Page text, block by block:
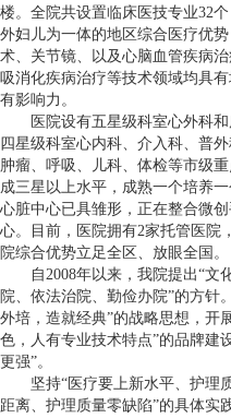
楼。全院共设置临床医技专业32
外妇儿为一体的地区综合医疗优
术、关节镜、以及心脑血管疾病
吸消化疾病治疗等技术领域均具
有影响力。
医院设有五星级科室心外科和
四星级科室心内科、介入科、普
肿瘤、呼吸、儿科、体检等市级
成三星以上水平，成熟一个培养
心脏中心已具雏形，正在整合微
心。目前，医院拥有2家托管医院
院综合优势立足全区、放眼全国。
自2008年以来，我院提出“文
院、依法治院、勤俭办院”的方针
外培，造就经典”的战略思想，开
色，人有专业技术特点”的品牌建
更强”。
坚持“医疗要上新水平、护理质
距离、护理质量零缺陷”的具体实